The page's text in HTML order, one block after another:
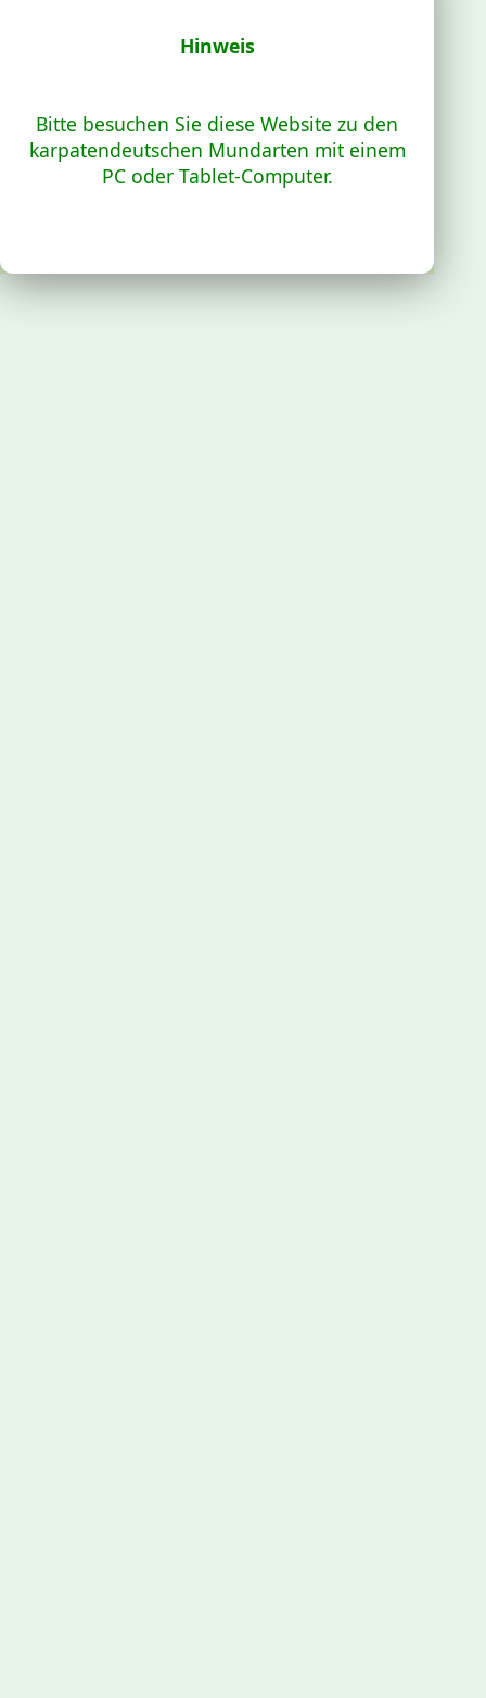
Hinweis
Bitte besuchen Sie diese Website zu den
karpatendeutschen Mundarten mit einem
PC oder Tablet-Computer.